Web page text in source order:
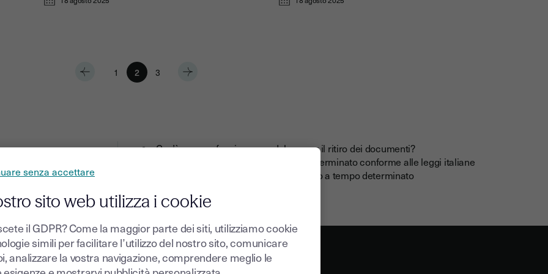
1 2 3
Cos’è e come funziona una delega per il ritiro dei documenti?
Come creare un contratto a tempo determinato conforme alle leggi italiane
Come gestire online i contratti di lavoro a tempo determinato
senza accettare
sito web utilizza i cookie
il GDPR? Come la maggior parte dei siti, utilizziamo cookie
simili per facilitare l’utilizzo del nostro sito, comunicare
analizzare la vostra navigazione, comprendere meglio le